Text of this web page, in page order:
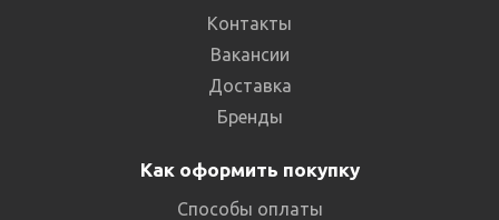
Контакты
Вакансии
Доставка
Бренды
Как оформить покупку
Способы оплаты